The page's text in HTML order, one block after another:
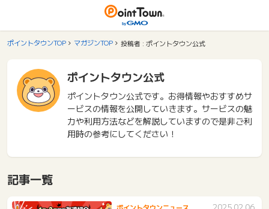
ポイントタウンTOP マガジンTOP 投稿者 : ポイントタウン公式
ポイントタウン公式
ポイントタウン公式です。お得情報やおすすめサ
ービスの情報を公開していきます。サービスの魅
力や利用方法などを解説していますので是非ご利
用時の参考にしてください！
記事一覧
ポイントタウンニュース